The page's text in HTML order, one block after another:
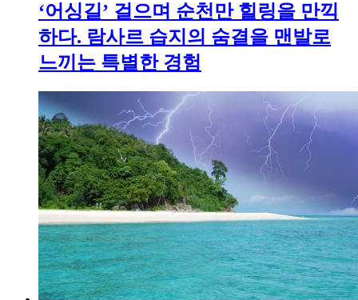
‘어싱길’ 걸으며 순천만 힐링을 만끽
하다. 람사르 습지의 숨결을 맨발로
느끼는 특별한 경험